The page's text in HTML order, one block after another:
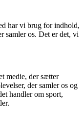
har vi brug for indhold,
samler os. Det er det, vi
medie, der sætter
der samler os og
handler om sport,